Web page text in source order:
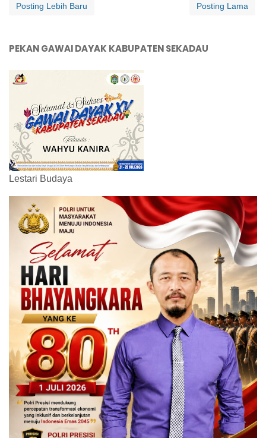
Posting Lebih Baru Posting Lama
PEKAN GAWAI DAYAK KABUPATEN SEKADAU
Lestari Budaya